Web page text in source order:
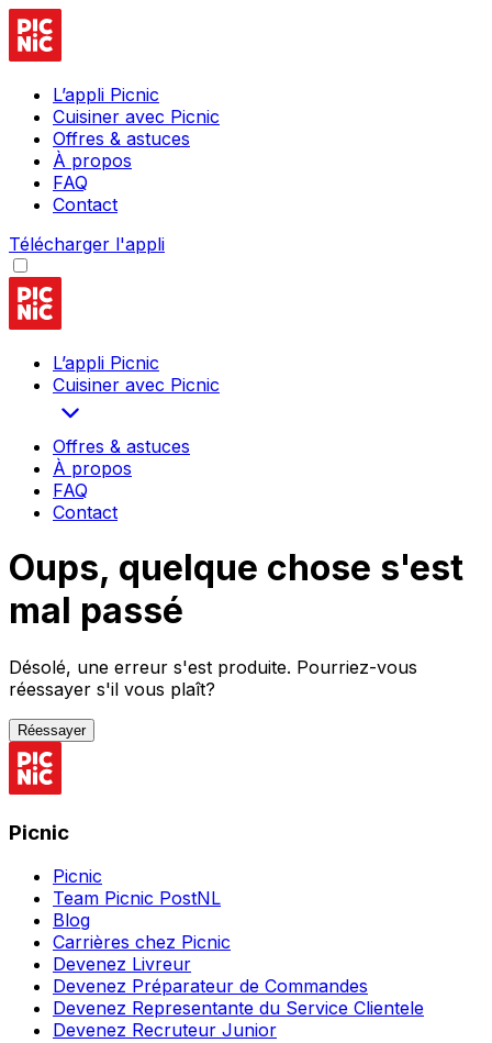
L’appli Picnic
Cuisiner avec Picnic
Offres & astuces
À propos
FAQ
Contact
Télécharger l'appli
L’appli Picnic
Cuisiner avec Picnic
Offres & astuces
À propos
FAQ
Contact
Oups, quelque chose s'est
mal passé
Désolé, une erreur s'est produite. Pourriez-vous
réessayer s'il vous plaît?
Réessayer
Picnic
Picnic
Team Picnic PostNL
Blog
Carrières chez Picnic
Devenez Livreur
Devenez Préparateur de Commandes
Devenez Representante du Service Clientele
Devenez Recruteur Junior